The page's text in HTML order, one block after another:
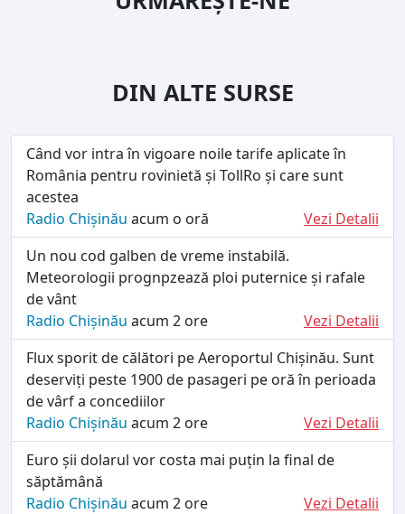
DIN ALTE SURSE
Când vor intra în vigoare noile tarife aplicate în
România pentru rovinietă și TollRo și care sunt
acestea
Radio Chișinău acum o oră
Vezi Detalii
Un nou cod galben de vreme instabilă.
Meteorologii prognpzează ploi puternice și rafale
de vânt
Radio Chișinău acum 2 ore
Vezi Detalii
Flux sporit de călători pe Aeroportul Chișinău. Sunt
deserviți peste 1900 de pasageri pe oră în perioada
de vârf a concediilor
Radio Chișinău acum 2 ore
Vezi Detalii
Euro șii dolarul vor costa mai puțin la final de
săptămână
Radio Chișinău acum 2 ore
Vezi Detalii